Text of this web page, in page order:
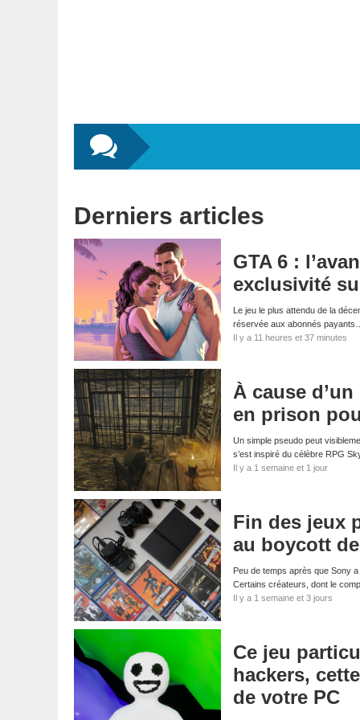
Derniers articles
GTA 6 :
exclusivité
Le jeu le plus attendu de la
réservée aux abonnés payants…
Il y a 11 heures et 37 minutes
À cause
en prison
Un simple pseudo peut
s’est inspiré du célèbre RPG
Il y a 1 semaine et 1 jour
Fin des jeux
au boycott
Peu de temps après que Sony
Certains créateurs, dont le
Il y a 1 semaine et 3 jours
Ce jeu
hackers,
de votre PC